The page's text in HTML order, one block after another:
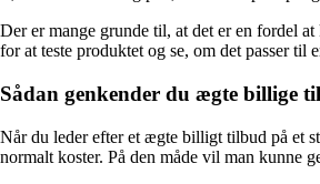
Der er mange grunde til, at det er en fordel
for at teste produktet og se, om det passer til
Sådan genkender du ægte billige
Når du leder efter et ægte billigt tilbud på et
normalt koster. På den måde vil man kunne